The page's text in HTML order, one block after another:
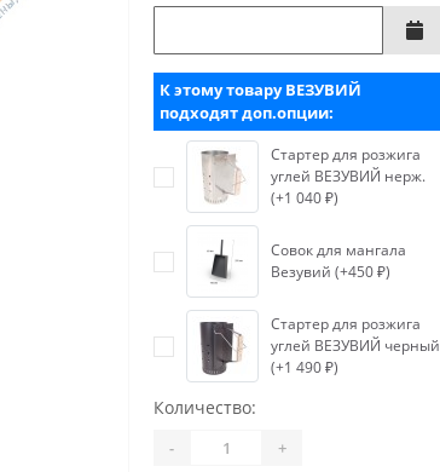
К этому товару ВЕЗУВИЙ
подходят доп.опции:
Стартер для розжига
углей ВЕЗУВИЙ нерж.
(+1 040 ₽)
Совок для мангала
Везувий (+450 ₽)
Стартер для розжига
углей ВЕЗУВИЙ черный
(+1 490 ₽)
Количество:
- +